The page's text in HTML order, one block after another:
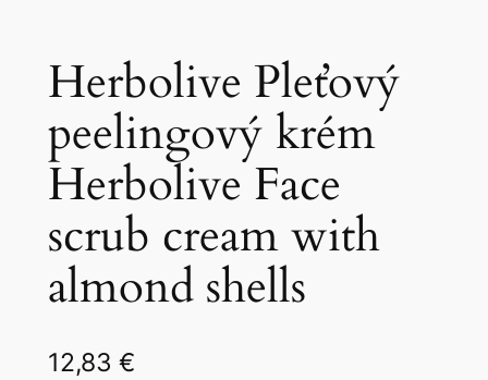
Herbolive Pleťový
peelingový krém
Herbolive Face
scrub cream with
almond shells
12,83 €